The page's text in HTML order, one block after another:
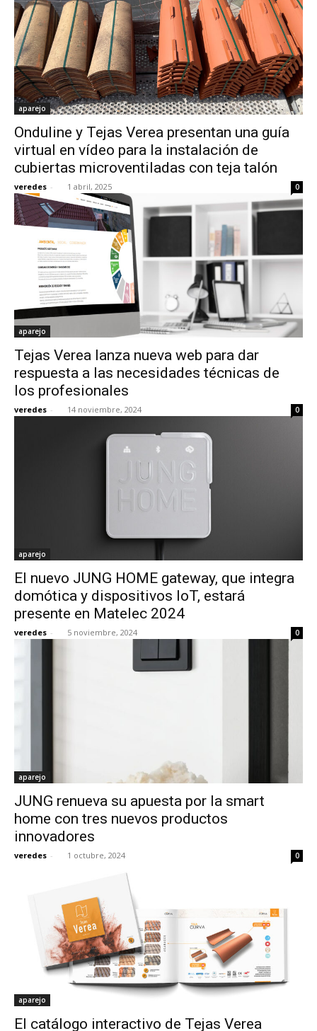
aparejo
Onduline y Tejas Verea presentan una guía
virtual en vídeo para la instalación de
cubiertas microventiladas con teja talón
veredes - 1 abril, 2025 0
aparejo
Tejas Verea lanza nueva web para dar
respuesta a las necesidades técnicas de
los profesionales
veredes - 14 noviembre, 2024 0
aparejo
El nuevo JUNG HOME gateway, que integra
domótica y dispositivos IoT, estará
presente en Matelec 2024
veredes - 5 noviembre, 2024 0
aparejo
JUNG renueva su apuesta por la smart
home con tres nuevos productos
innovadores
veredes - 1 octubre, 2024 0
aparejo
El catálogo interactivo de Tejas Verea